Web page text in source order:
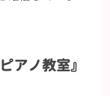
アノ教室』